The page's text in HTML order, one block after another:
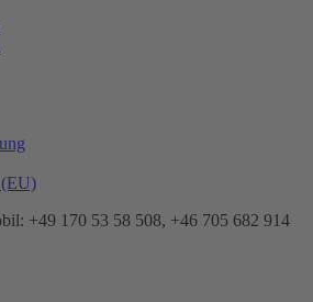
+49 170 53 58 508, +46 705 682 914